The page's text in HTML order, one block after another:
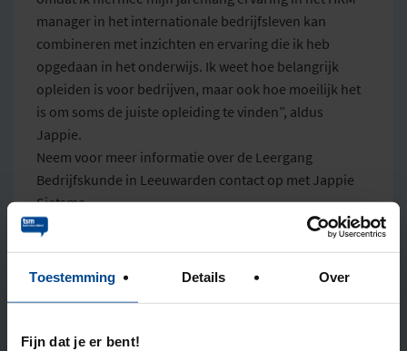
Toestemming Details Over
Fijn dat je er bent!
manager in het internationale bedrijfsleven kan
combineren met inzichten en ervaring die ik heb
opgedaan in het onderwijs. Ik weet hoe belangrijk
opleiden is voor bedrijven, maar ook hoe moeilijk het
is om soms de juiste opleiding te vinden”, aldus
Jappie.
Neem voor meer informatie over de Leergang
Bedrijfskunde in Leeuwarden contact op met Jappie
Sietsma.
Email:
Website:
www.nhl.nl